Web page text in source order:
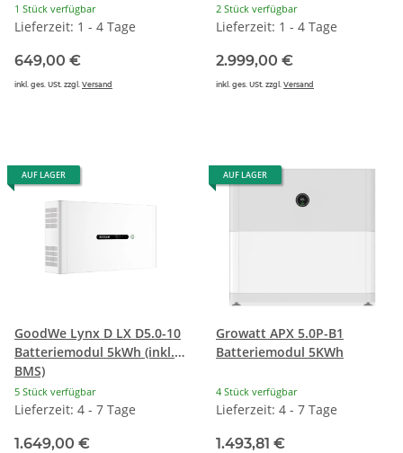
1 Stück verfügbar
Lieferzeit: 1 - 4 Tage
649,00 €
inkl. ges. USt. zzgl. Versand
2 Stück verfügbar
Lieferzeit: 1 - 4 Tage
2.999,00 €
inkl. ges. USt. zzgl. Versand
AUF LAGER
GoodWe Lynx D LX D5.0-10
Batteriemodul 5kWh (inkl.
BMS)
5 Stück verfügbar
Lieferzeit: 4 - 7 Tage
1.649,00 €
AUF LAGER
Growatt APX 5.0P-B1
Batteriemodul 5KWh
4 Stück verfügbar
Lieferzeit: 4 - 7 Tage
1.493,81 €